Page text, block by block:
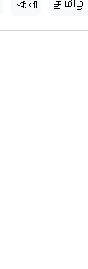
বাংলা தமிழ்